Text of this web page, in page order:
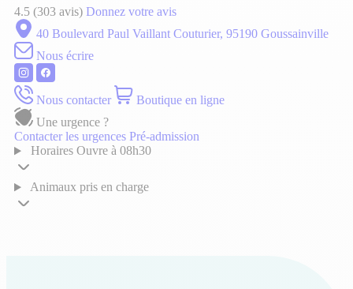
4.5 (303 avis) Donnez votre avis
40 Boulevard Paul Vaillant Couturier, 95190 Goussainville
Nous écrire
Nous contacter
Boutique en ligne
Une urgence ?
Contacter les urgences Pré-admission
Horaires Ouvre à 08h30
Animaux pris en charge